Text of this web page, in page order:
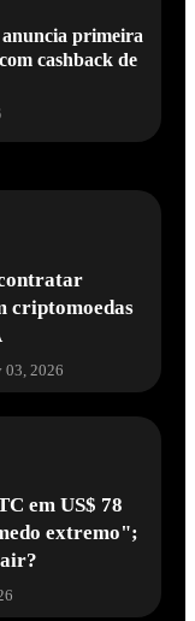
primeira
cashback de
criptomoedas
03, 2026
em US$ 78
extremo";